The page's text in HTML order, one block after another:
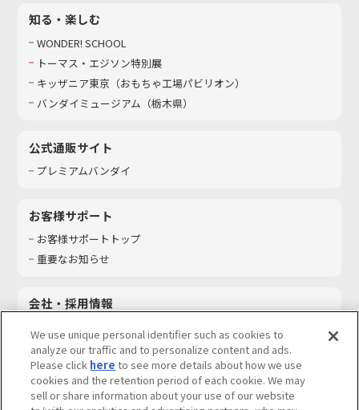
知る・楽しむ
WONDER! SCHOOL
トーマス・エジソン特別展
キッザニア東京（おもちゃ工場パビリオン）​
バンダイミュージアム（栃木県）
公式通販サイト
プレミアムバンダイ
お客様サポート
お客様サポートトップ
重要なお知らせ
会社・採用情報
採用情報
サステナビリティ
お問い合わせ
We use unique personal identifier such as cookies to
analyze our traffic and to personalize content and ads.
Please click here to see more details about how we use
cookies and the retention period of each cookie. We may
sell or share information about your use of our website